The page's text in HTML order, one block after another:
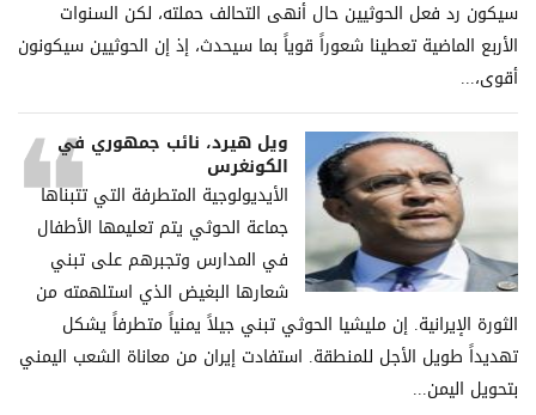
سيكون رد فعل الحوثيين حال أنهى التحالف حملته، لكن السنوات
الأربع الماضية تعطينا شعوراً قوياً بما سيحدث، إذ إن الحوثيين سيكونون
أقوى،...
ويل هيرد، نائب جمهوري في
الكونغرس
الأيديولوجية المتطرفة التي تتبناها
جماعة الحوثي يتم تعليمها الأطفال
في المدارس وتجبرهم على تبني
شعارها البغيض الذي استلهمته من
الثورة الإيرانية. إن مليشيا الحوثي تبني جيلاً يمنياً متطرفاً يشكل
تهديداً طويل الأجل للمنطقة. استفادت إيران من معاناة الشعب اليمني
بتحويل اليمن...